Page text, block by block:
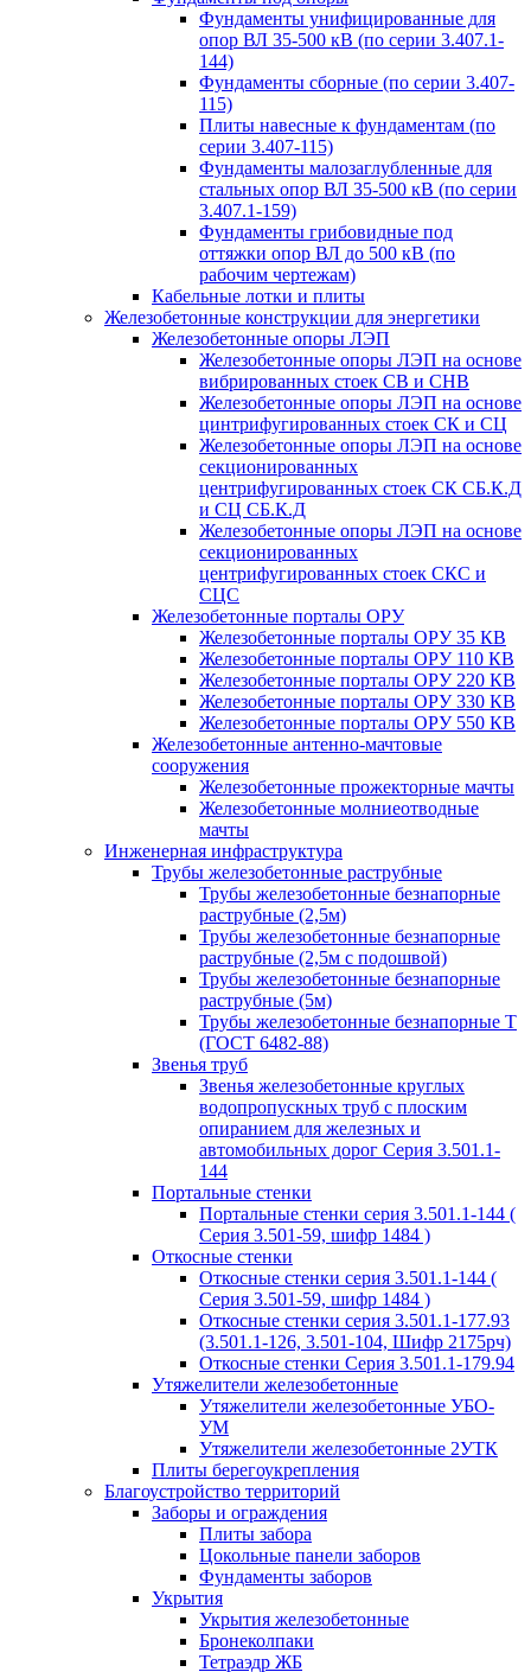
Фундаменты унифицированные для
опор ВЛ 35-500 кВ (по серии 3.407.1-
144)
Фундаменты сборные (по серии 3.407-
115)
Плиты навесные к фундаментам (по
серии 3.407-115)
Фундаменты малозаглубленные для
стальных опор ВЛ 35-500 кВ (по серии
3.407.1-159)
Фундаменты грибовидные под
оттяжки опор ВЛ до 500 кВ (по
рабочим чертежам)
Кабельные лотки и плиты
Железобетонные конструкции для энергетики
Железобетонные опоры ЛЭП
Железобетонные опоры ЛЭП на основе
вибрированных стоек СВ и СНВ
Железобетонные опоры ЛЭП на основе
цинтрифугированных стоек СК и СЦ
Железобетонные опоры ЛЭП на основе
секционированных
центрифугированных стоек СК СБ.К.Д
и СЦ СБ.К.Д
Железобетонные опоры ЛЭП на основе
секционированных
центрифугированных стоек СКС и
СЦС
Железобетонные порталы ОРУ
Железобетонные порталы ОРУ 35 КВ
Железобетонные порталы ОРУ 110 КВ
Железобетонные порталы ОРУ 220 КВ
Железобетонные порталы ОРУ 330 КВ
Железобетонные порталы ОРУ 550 КВ
Железобетонные антенно-мачтовые
сооружения
Железобетонные прожекторные мачты
Железобетонные молниеотводные
мачты
Инженерная инфраструктура
Трубы железобетонные раструбные
Трубы железобетонные безнапорные
раструбные (2,5м)
Трубы железобетонные безнапорные
раструбные (2,5м с подошвой)
Трубы железобетонные безнапорные
раструбные (5м)
Трубы железобетонные безнапорные Т
(ГОСТ 6482-88)
Звенья труб
Звенья железобетонные круглых
водопропускных труб с плоским
опиранием для железных и
автомобильных дорог Серия 3.501.1-
144
Портальные стенки
Портальные стенки серия 3.501.1-144 (
Серия 3.501-59, шифр 1484 )
Откосные стенки
Откосные стенки серия 3.501.1-144 (
Серия 3.501-59, шифр 1484 )
Откосные стенки серия 3.501.1-177.93
(3.501.1-126, 3.501-104, Шифр 2175рч)
Откосные стенки Серия 3.501.1-179.94
Утяжелители железобетонные
Утяжелители железобетонные УБО-
УМ
Утяжелители железобетонные 2УТК
Плиты берегоукрепления
Благоустройство территорий
Заборы и ограждения
Плиты забора
Цокольные панели заборов
Фундаменты заборов
Укрытия
Укрытия железобетонные
Бронеколпаки
Тетраэдр ЖБ